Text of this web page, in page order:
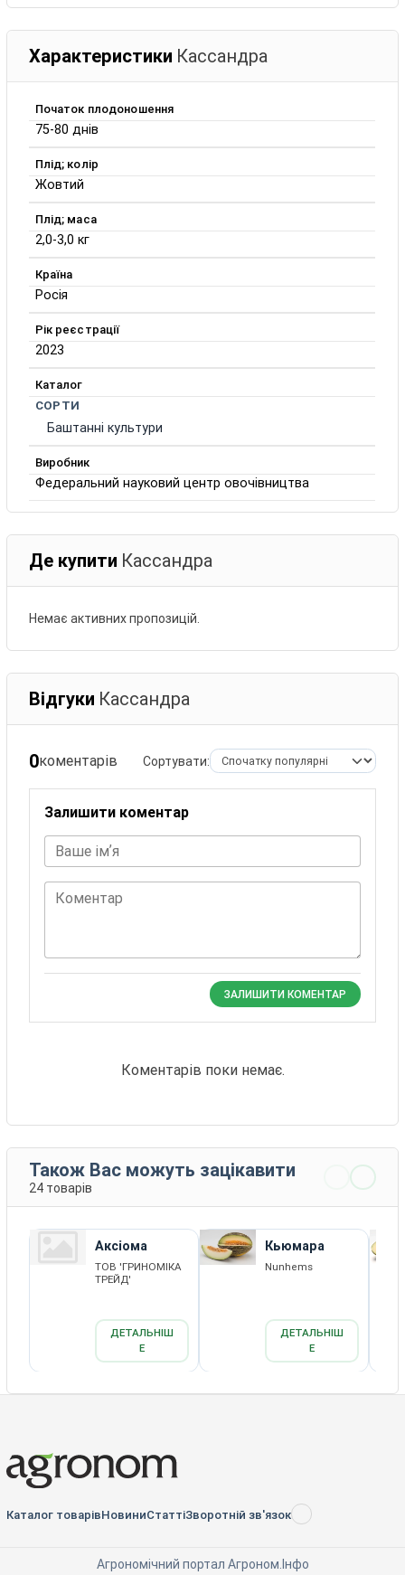
Характеристики Кассандра
Початок плодоношення
75-80 днів
Плід; колір
Жовтий
Плід; маса
2,0-3,0 кг
Країна
Росія
Рік реєстрації
2023
Каталог
СОРТИ
Баштанні культури
Виробник
Федеральний науковий центр овочівництва
Де купити Кассандра
Немає активних пропозицій.
Відгуки Кассандра
0коментарів Сортувати:
Залишити коментар
Ваше імʼя
Коментар
ЗАЛИШИТИ КОМЕНТАР
Коментарів поки немає.
Також Вас можуть зацікавити
24 товарів
Аксіома
ТОВ 'ГРИНОМІКА
ТРЕЙД'
ДЕТАЛЬНІШ
Е
Кьюмара
Nunhems
ДЕТАЛЬНІШ
Е
Каталог товарівНовиниСтаттіЗворотній зв'язок RSS
Агрономічний портал Агроном.Інфо